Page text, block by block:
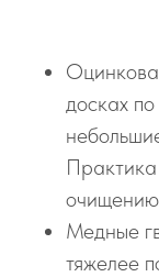
досках
Практика
Медные
тяжелее